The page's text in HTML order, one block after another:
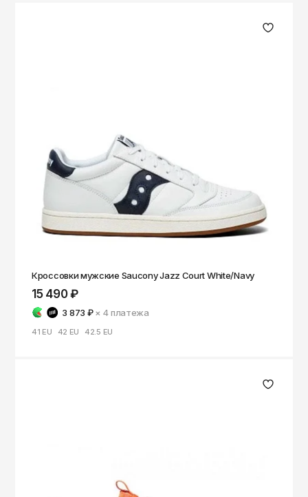
Кроссовки мужские Saucony Jazz Court White/Navy
15 490 ₽
3 873 ₽ × 4платежа
41 EU 42 EU 42.5 EU